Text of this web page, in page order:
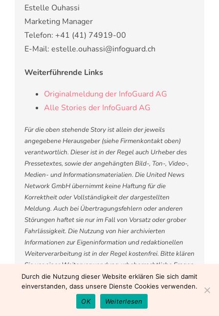
Estelle Ouhassi
Marketing Manager
Telefon: +41 (41) 74919-00
E-Mail: estelle.ouhassi@infoguard.ch
Weiterführende Links
Originalmeldung der InfoGuard AG
Alle Stories der InfoGuard AG
Für die oben stehende Story ist allein der jeweils
angegebene Herausgeber (siehe Firmenkontakt oben)
verantwortlich. Dieser ist in der Regel auch Urheber des
Pressetextes, sowie der angehängten Bild-, Ton-, Video-,
Medien- und Informationsmaterialien. Die United News
Network GmbH übernimmt keine Haftung für die
Korrektheit oder Vollständigkeit der dargestellten
Meldung. Auch bei Übertragungsfehlern oder anderen
Störungen haftet sie nur im Fall von Vorsatz oder grober
Fahrlässigkeit. Die Nutzung von hier archivierten
Informationen zur Eigeninformation und redaktionellen
Weiterverarbeitung ist in der Regel kostenfrei. Bitte klären
Sie vor einer Weiterverwendung urheberrechtliche Fragen
mit dem angegebenen Herausgeber. Eine systematische
Speicherung dieser Daten sowie die Verwendung auch von
Teilen dieses Datenbankwerks sind nur mit schriftlicher
Genehmigung durch die United News Network GmbH
Durch die Nutzung dieser Website erklären Sie sich damit
einverstanden, dass unsere Dienste Cookies verwenden.
OK
Weiterlesen